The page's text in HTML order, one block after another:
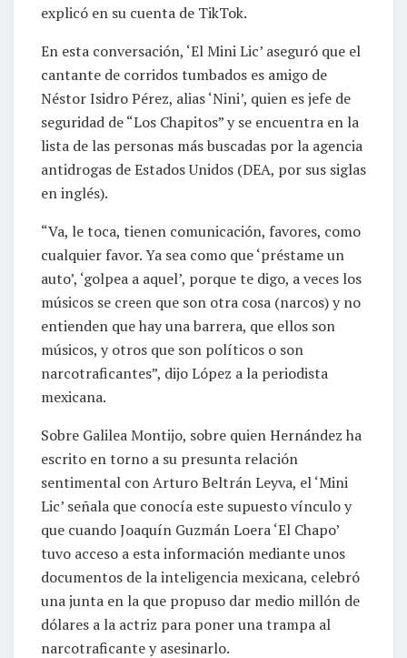
explicó en su cuenta de TikTok.
En esta conversación, ‘El Mini Lic’ aseguró que el
cantante de corridos tumbados es amigo de
Néstor Isidro Pérez, alias ‘Nini’, quien es jefe de
seguridad de “Los Chapitos” y se encuentra en la
lista de las personas más buscadas por la agencia
antidrogas de Estados Unidos (DEA, por sus siglas
en inglés).
“Va, le toca, tienen comunicación, favores, como
cualquier favor. Ya sea como que ‘préstame un
auto’, ‘golpea a aquel’, porque te digo, a veces los
músicos se creen que son otra cosa (narcos) y no
entienden que hay una barrera, que ellos son
músicos, y otros que son políticos o son
narcotraficantes”, dijo López a la periodista
mexicana.
Sobre Galilea Montijo, sobre quien Hernández ha
escrito en torno a su presunta relación
sentimental con Arturo Beltrán Leyva, el ‘Mini
Lic’ señala que conocía este supuesto vínculo y
que cuando Joaquín Guzmán Loera ‘El Chapo’
tuvo acceso a esta información mediante unos
documentos de la inteligencia mexicana, celebró
una junta en la que propuso dar medio millón de
dólares a la actriz para poner una trampa al
narcotraficante y asesinarlo.